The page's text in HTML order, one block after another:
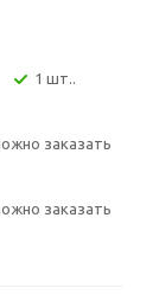
1 шт..
Можно заказать
Можно заказать